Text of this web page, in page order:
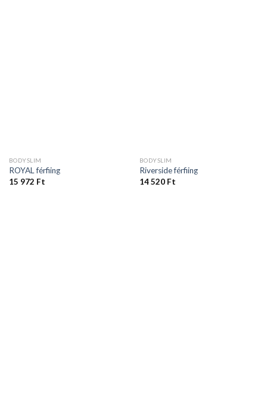
BODYSLIM
ROYAL férfiing
15 972 Ft
BODYSLIM
Riverside férfiing
14 520 Ft